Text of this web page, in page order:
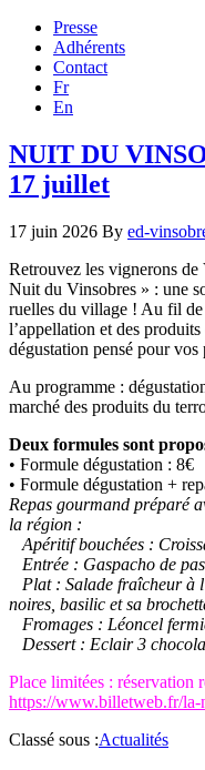
Presse
Adhérents
Contact
Fr
En
NUIT DU
17 juillet
17 juin 2026 By ed-
Retrouvez les vignerons
Nuit du Vinsobres » : une
ruelles du village ! Au fil de
l’appellation et des
dégustation pensé pour vos
Au programme :
marché des produits du
Deux formules sont
• Formule dégustation : 8€
• Formule dégustation +
Repas gourmand préparé
la région :
Apéritif bouchées :
Entrée : Gaspacho de
Plat : Salade fraîcheur à
noires, basilic et sa
Fromages : Léoncel
Dessert : Eclair 3
Place limitées : réservation
https://www.billetweb.fr/la-
Classé sous :Actualités